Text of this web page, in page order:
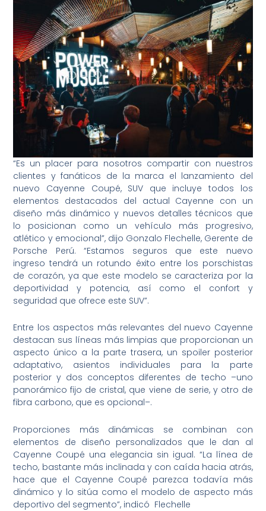
“Es un placer para nosotros compartir con nuestros
clientes y fanáticos de la marca el lanzamiento del
nuevo Cayenne Coupé, SUV que incluye todos los
elementos destacados del actual Cayenne con un
diseño más dinámico y nuevos detalles técnicos que
lo posicionan como un vehículo más progresivo,
atlético y emocional”, dijo Gonzalo Flechelle, Gerente de
Porsche Perú. “Estamos seguros que este nuevo
ingreso tendrá un rotundo éxito entre los porschistas
de corazón, ya que este modelo se caracteriza por la
deportividad y potencia, así como el confort y
seguridad que ofrece este SUV”.
Entre los aspectos más relevantes del nuevo Cayenne
destacan sus líneas más limpias que proporcionan un
aspecto único a la parte trasera, un spoiler posterior
adaptativo, asientos individuales para la parte
posterior y dos conceptos diferentes de techo –uno
panorámico fijo de cristal, que viene de serie, y otro de
fibra carbono, que es opcional–.
Proporciones más dinámicas se combinan con
elementos de diseño personalizados que le dan al
Cayenne Coupé una elegancia sin igual. “La línea de
techo, bastante más inclinada y con caída hacia atrás,
hace que el Cayenne Coupé parezca todavía más
dinámico y lo sitúa como el modelo de aspecto más
deportivo del segmento”, indicó Flechelle